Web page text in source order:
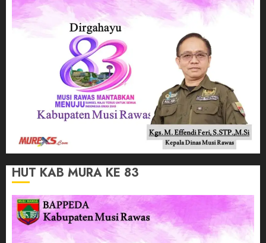
HUT KAB MURA KE 83